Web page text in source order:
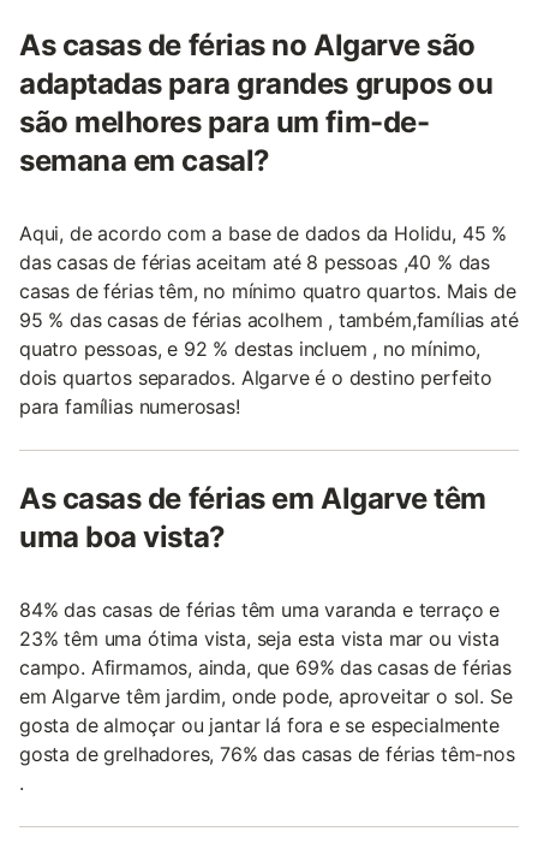
As casas de férias no Algarve são
adaptadas para grandes grupos ou
são melhores para um fim-de-
semana em casal?
Aqui, de acordo com a base de dados da Holidu, 45 %
das casas de férias aceitam até 8 pessoas ,40 % das
casas de férias têm, no mínimo quatro quartos. Mais de
95 % das casas de férias acolhem , também,famílias até
quatro pessoas, e 92 % destas incluem , no mínimo,
dois quartos separados. Algarve é o destino perfeito
para famílias numerosas!
As casas de férias em Algarve têm
uma boa vista?
84% das casas de férias têm uma varanda e terraço e
23% têm uma ótima vista, seja esta vista mar ou vista
campo. Afirmamos, ainda, que 69% das casas de férias
em Algarve têm jardim, onde pode, aproveitar o sol. Se
gosta de almoçar ou jantar lá fora e se especialmente
gosta de grelhadores, 76% das casas de férias têm-nos
.